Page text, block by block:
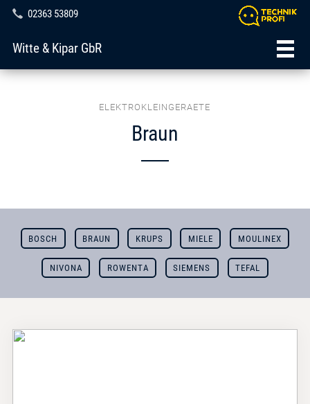
02363 53809
Witte & Kipar GbR
ELEKTROKLEINGERAETE
Braun
BOSCH BRAUN KRUPS MIELE MOULINEX
NIVONA ROWENTA SIEMENS TEFAL